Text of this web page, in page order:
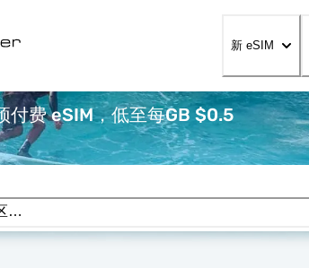
新 eSIM
付费 eSIM，低至每GB $0.5